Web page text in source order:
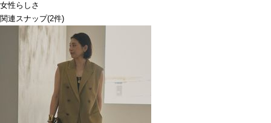
女性らしさ
関連スナップ(2件)